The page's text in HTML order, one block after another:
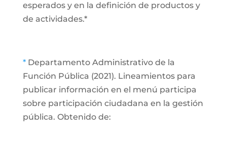
esperados y en la definición de productos y
de actividades.*
* Departamento Administrativo de la
Función Pública (2021). Lineamientos para
publicar información en el menú participa
sobre participación ciudadana en la gestión
pública. Obtenido de: